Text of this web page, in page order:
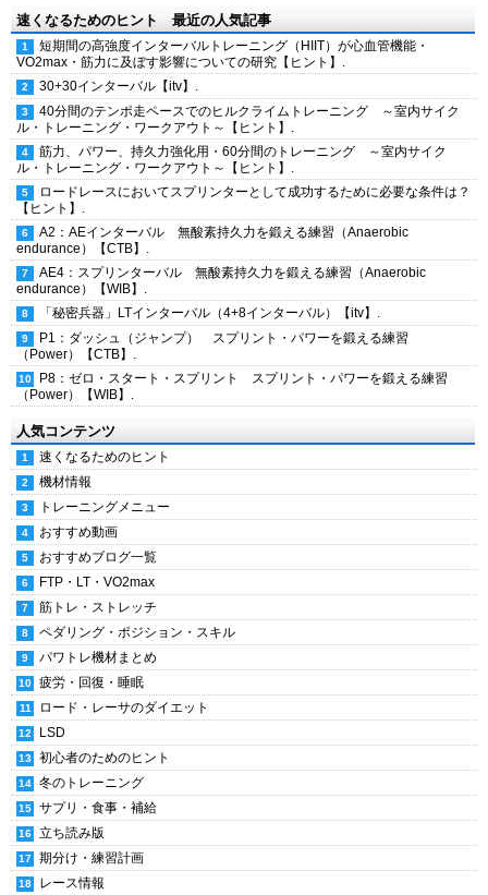
速くなるためのヒント 最近の人気記事
短期間の高強度インターバルトレーニング（HIIT）が心血管機能・
VO2max・筋力に及ぼす影響についての研究【ヒント】.
30+30インターバル【itv】.
40分間のテンポ走ペースでのヒルクライムトレーニング ～室内サイク
ル・トレーニング・ワークアウト～【ヒント】.
筋力、パワー、持久力強化用・60分間のトレーニング ～室内サイク
ル・トレーニング・ワークアウト～【ヒント】.
ロードレースにおいてスプリンターとして成功するために必要な条件は？
【ヒント】.
A2：AEインターバル 無酸素持久力を鍛える練習（Anaerobic
endurance）【CTB】.
AE4：スプリンターバル 無酸素持久力を鍛える練習（Anaerobic
endurance）【WIB】.
「秘密兵器」LTインターバル（4+8インターバル）【itv】.
P1：ダッシュ（ジャンプ） スプリント・パワーを鍛える練習
（Power）【CTB】.
P8：ゼロ・スタート・スプリント スプリント・パワーを鍛える練習
（Power）【WIB】.
人気コンテンツ
速くなるためのヒント
機材情報
トレーニングメニュー
おすすめ動画
おすすめブログ一覧
FTP・LT・VO2max
筋トレ・ストレッチ
ペダリング・ポジション・スキル
パワトレ機材まとめ
疲労・回復・睡眠
ロード・レーサのダイエット
LSD
初心者のためのヒント
冬のトレーニング
サプリ・食事・補給
立ち読み版
期分け・練習計画
レース情報